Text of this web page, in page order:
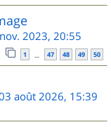
2023, 20:55
1 … 47 48 49 50
août 2026, 15:39